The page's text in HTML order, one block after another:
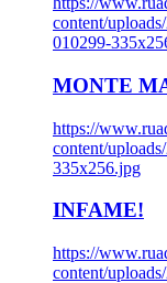
content/
010299-
MONTE
https://
content/
335x256.jpg
INFAME!
https://
content/